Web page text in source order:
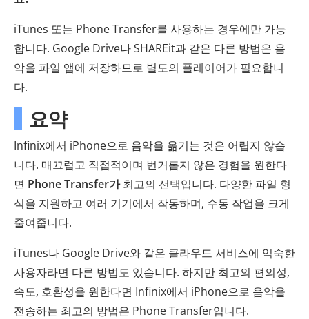
iTunes 또는 Phone Transfer를 사용하는 경우에만 가능
합니다. Google Drive나 SHAREit과 같은 다른 방법은 음
악을 파일 앱에 저장하므로 별도의 플레이어가 필요합니
다.
요약
Infinix에서 iPhone으로 음악을 옮기는 것은 어렵지 않습
니다. 매끄럽고 직접적이며 번거롭지 않은 경험을 원한다
면 Phone Transfer가최고의 선택입니다. 다양한 파일 형
식을 지원하고 여러 기기에서 작동하며, 수동 작업을 크게
줄여줍니다.
iTunes나 Google Drive와 같은 클라우드 서비스에 익숙한
사용자라면 다른 방법도 있습니다. 하지만 최고의 편의성,
속도, 호환성을 원한다면 Infinix에서 iPhone으로 음악을
전송하는 최고의 방법은 Phone Transfer입니다.